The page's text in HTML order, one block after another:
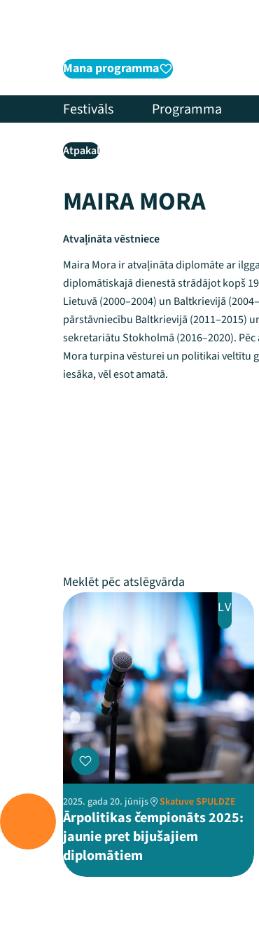
Mana programma
Festivāls Programma
Atpakaļ
MAIRA MORA
Atvaļināta vēstniece
Maira Mora ir atvaļināta diplomāte ar
diplomātiskajā dienestā strādājot kopš
Lietuvā (2000–2004) un Baltkrievijā
pārstāvniecību Baltkrievijā (2011–2015)
sekretariātu Stokholmā (2016–2020).
Mora turpina vēsturei un politikai veltītu
iesāka, vēl esot amatā.
LV
2025. gada 20. jūnijs Skatuve SPULDZE
Ārpolitikas čempionāts 2025:
jaunie pret bijušajiem
diplomātiem